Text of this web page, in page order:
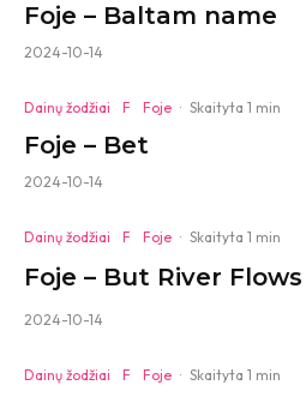
Foje – Baltam name
2024-10-14
Dainų žodžiai F Foje · Skaityta 1 min
Foje – Bet
2024-10-14
Dainų žodžiai F Foje · Skaityta 1 min
Foje – But River Flows
2024-10-14
Dainų žodžiai F Foje · Skaityta 1 min